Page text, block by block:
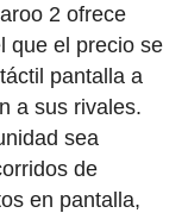
2 ofrece
que el precio se
pantalla a
a sus rivales.
sea
de
en pantalla,